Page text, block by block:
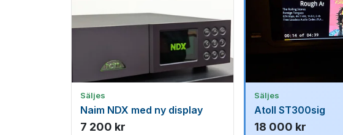
Säljes
Naim NDX med ny display
7 200 kr
Säljes
Atoll ST300sig
18 000 kr